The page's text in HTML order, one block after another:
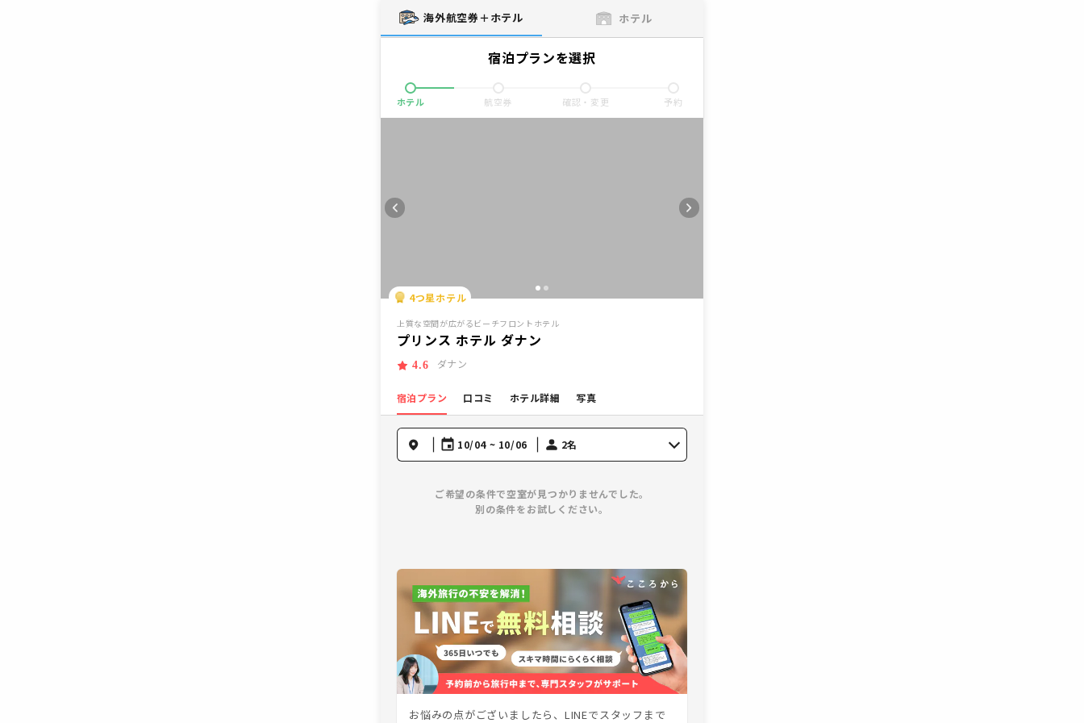
海外航空券＋ホテル ホテル
宿泊プランを選択
ホテル 航空券 確認・変更 予約
4つ星ホテル
上質な空間が広がるビーチフロントホテル
プリンス ホテル ダナン
4.6 ダナン
宿泊プラン 口コミ ホテル詳細 写真
10/04 ~ 10/06 2名
ご希望の条件で空室が見つかりませんでした。
別の条件をお試しください。
お悩みの点がございましたら、LINEでスタッフまで